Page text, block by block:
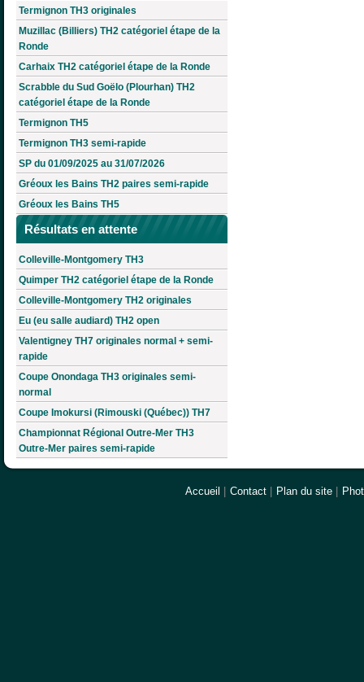
Termignon TH3 originales
Muzillac (Billiers) TH2 catégoriel étape de la
Ronde
Carhaix TH2 catégoriel étape de la Ronde
Scrabble du Sud Goëlo (Plourhan) TH2
catégoriel étape de la Ronde
Termignon TH5
Termignon TH3 semi-rapide
SP du 01/09/2025 au 31/07/2026
Gréoux les Bains TH2 paires semi-rapide
Gréoux les Bains TH5
Résultats en attente
Colleville-Montgomery TH3
Quimper TH2 catégoriel étape de la Ronde
Colleville-Montgomery TH2 originales
Eu (eu salle audiard) TH2 open
Valentigney TH7 originales normal + semi-
rapide
Coupe Onondaga TH3 originales semi-
normal
Coupe Imokursi (Rimouski (Québec)) TH7
Championnat Régional Outre-Mer TH3
Outre-Mer paires semi-rapide
Accueil | Contact | Plan du site |